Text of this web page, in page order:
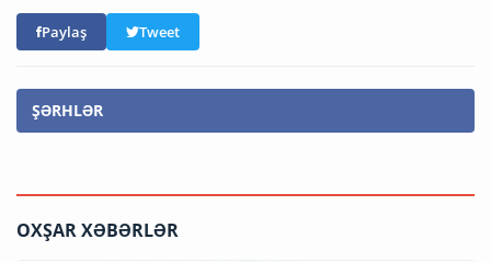
Paylaş Tweet
ŞƏRHLƏR
OXŞAR XƏBƏRLƏR